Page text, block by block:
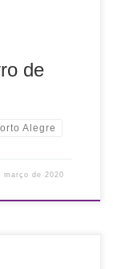
de
Alegre
março de 2020